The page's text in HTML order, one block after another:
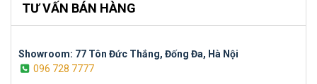
TƯ VẤN BÁN HÀNG
Showroom: 77 Tôn Đức Thắng, Đống Đa, Hà Nội
096 728 7777